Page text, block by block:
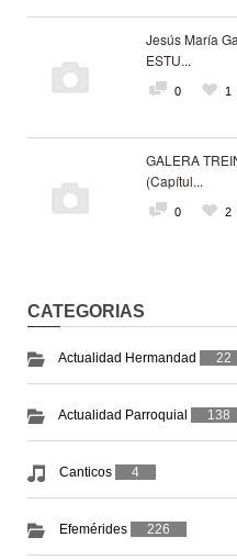
Jesús María
ESTU...
0 1
GALERA
(Capítul...
0 2
CATEGORIAS
Actualidad Hermandad 22
Actualidad Parroquial 138
Canticos 4
Efemérides 226